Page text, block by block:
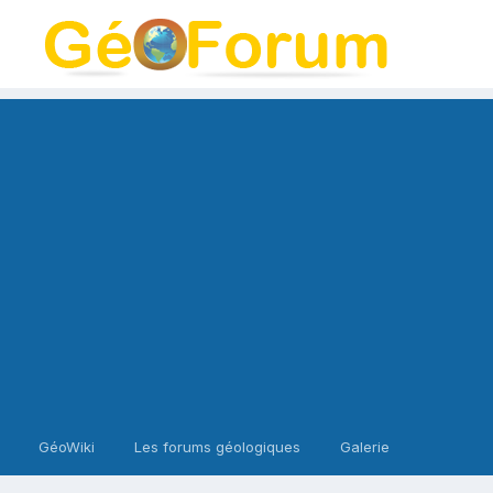
GéoWiki Les forums géologiques Galerie